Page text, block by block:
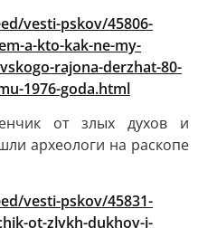
vesti-pskov/45806-
a-kto-kak-ne-my-
rajona-derzhat-80-
1976-goda.html
от злых духов и
археологи на раскопе
vesti-pskov/45831-
ot-zlykh-dukhov-i-